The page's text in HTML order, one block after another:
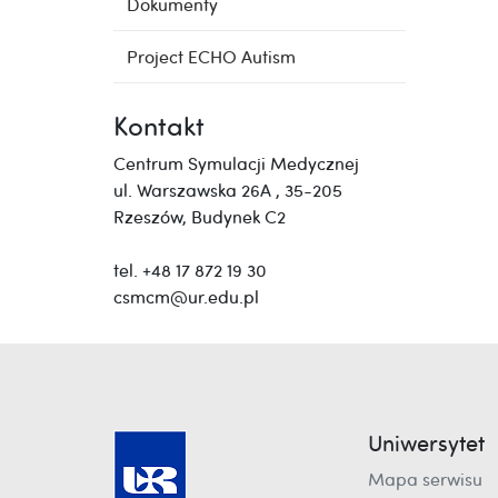
Dokumenty
Project ECHO Autism
Kontakt
Centrum Symulacji Medycznej
ul. Warszawska 26A , 35-205
Rzeszów, Budynek C2
tel. +48 17 872 19 30
csmcm@ur.edu.pl
Uniwersytet
Mapa serwisu